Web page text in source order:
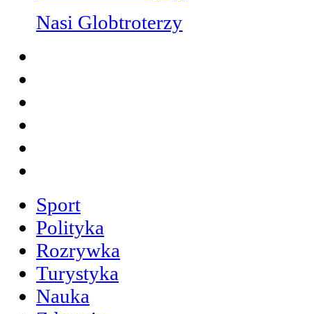
Nasi Globtroterzy
Sport
Polityka
Rozrywka
Turystyka
Nauka